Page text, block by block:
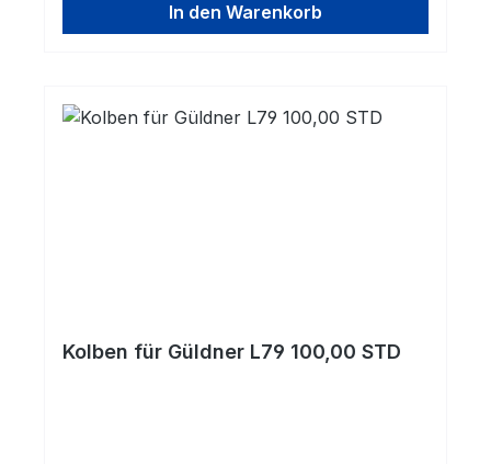
In den Warenkorb
Kolben für Güldner L79 100,00 STD